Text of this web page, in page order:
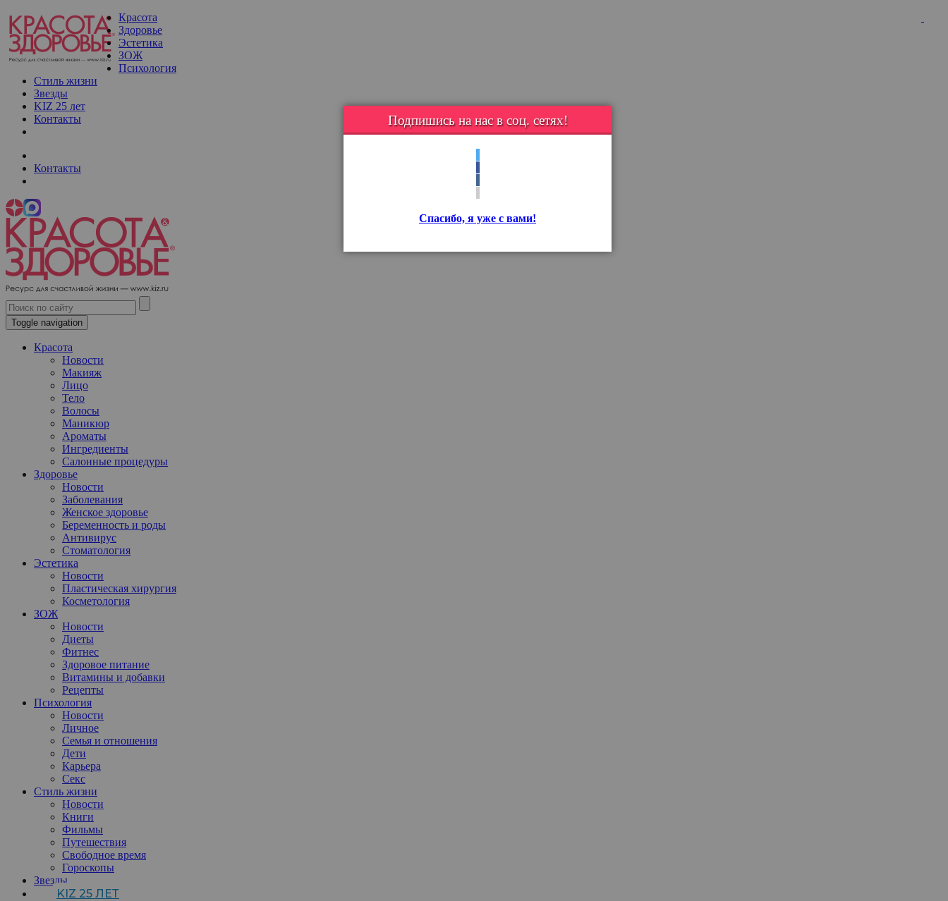
Красота
Здоровье
Эстетика
ЗОЖ
Психология
Стиль жизни
Звезды
KIZ 25 лет
Контакты
Контакты
Toggle navigation
Красота
Новости
Макияж
Лицо
Тело
Волосы
Маникюр
Ароматы
Ингредиенты
Салонные процедуры
Здоровье
Новости
Заболевания
Женское здоровье
Беременность и роды
Антивирус
Стоматология
Эстетика
Новости
Пластическая хирургия
Косметология
ЗОЖ
Новости
Диеты
Фитнес
Здоровое питание
Витамины и добавки
Рецепты
Психология
Новости
Личное
Семья и отношения
Дети
Карьера
Секс
Стиль жизни
Новости
Книги
Фильмы
Путешествия
Свободное время
Гороскопы
Звезды
KIZ 25 ЛЕТ
Подпишись на нас в соц. сетях!
Спасибо, я уже с вами!